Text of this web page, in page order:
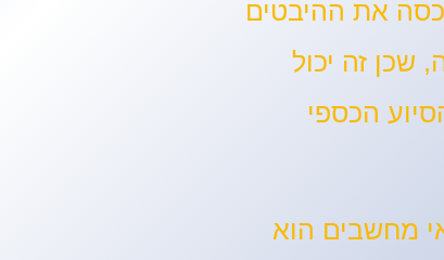
את ההיבטים
שכן זה יכול
הכספי
מחשבים הוא